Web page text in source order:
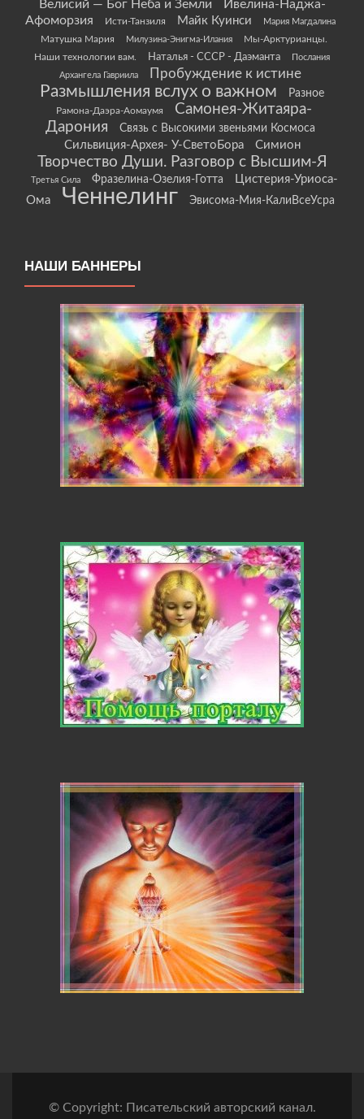
Велисий — Бог Неба и Земли
Ивелина-Наджа-
Афоморзия
Исти-Танзиля Майк Куинси Мария Магдалина
Матушка Мария Милузина-Энигма-Илания
Мы-Арктурианцы.
Наши технологии вам.
Наталья - СССР - Даэманта
Послания
Архангела Гавриила
Пробуждение к истине
Размышления вслух о важном Разное
Рамона-Даэра-Аомаумя
Самонея-Житаяра-
Дарония
Связь с Высокими звеньями Космоса
Сильвиция-Архея- У-СветоБора Симион
Творчество Души. Разговор с Высшим-Я
Третья Сила Фразелина-Озелия-Готта
Цистерия-Уриоса-
Ома
Ченнелинг Эвисома-Мия-КалиВсеУсра
НАШИ БАННЕРЫ
© Copyright: Писательский авторский канал.